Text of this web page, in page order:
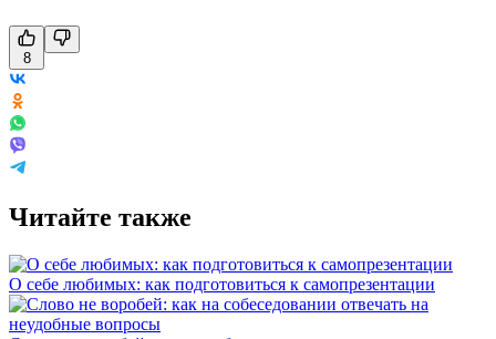
8
Читайте также
О себе любимых: как подготовиться к самопрезентации